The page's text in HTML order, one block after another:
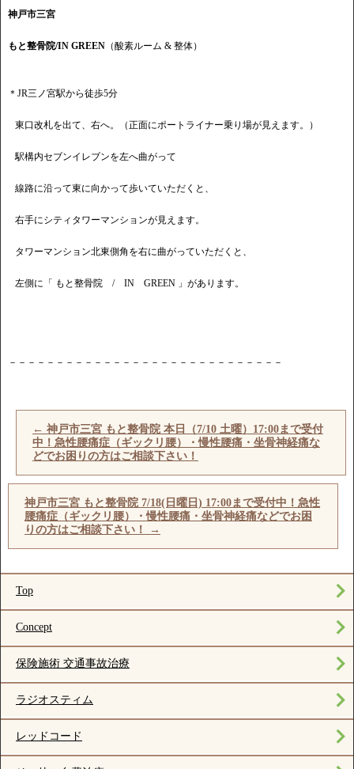
神戸市三宮
もと整骨院/IN GREEN （酸素ルーム & 整体）
＊JR三ノ宮駅から徒歩5分
東口改札を出て、右へ。（正面にポートライナー乗り場が見えます。）
駅構内セブンイレブンを左へ曲がって
線路に沿って東に向かって歩いていただくと、
右手にシティタワーマンションが見えます。
タワーマンション北東側角を右に曲がっていただくと、
左側に「 もと整骨院 / IN GREEN 」があります。
－－－－－－－－－－－－－－－－－－－－－－－－－－－－－
← 神戸市三宮 もと整骨院 本日（7/10 土曜）17:00まで受付
中！急性腰痛症（ギックリ腰）・慢性腰痛・坐骨神経痛な
どでお困りの方はご相談下さい！
神戸市三宮 もと整骨院 7/18(日曜日) 17:00まで受付中！急性
腰痛症（ギックリ腰）・慢性腰痛・坐骨神経痛などでお困
りの方はご相談下さい！
→
Top
Concept
保険施術 交通事故治療
ラジオスティム
レッドコード